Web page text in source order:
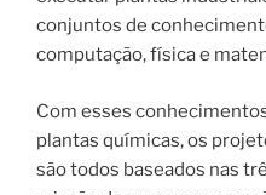
conjuntos de
computação, física e
Com esses
plantas químicas, os
são todos baseados nas